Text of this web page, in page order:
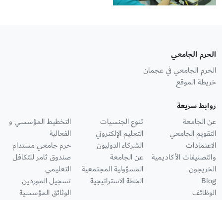
الحرم الجامعي
الحرم الجامعي في عجمان
خريطة الموقع
روابط سريعة
عن الجامعة
التقويم الجامعي
الاعتمادات
والتصنيفات الأكاديمية
الخريجون
Blog
الوظائف
تنوع الجنسيات
التعليم الإلكتروني
الشركاء الدوليون
عن الجامعة
المسؤولية المجتمعية
الخطة الاستراتيجية
التخطيط المؤسسي و
الفعالية
حرم جامعي مستدام
صندوق ثامر للتكافل
التعليمي
تسجيل الموردين
الوثائق المؤسسية